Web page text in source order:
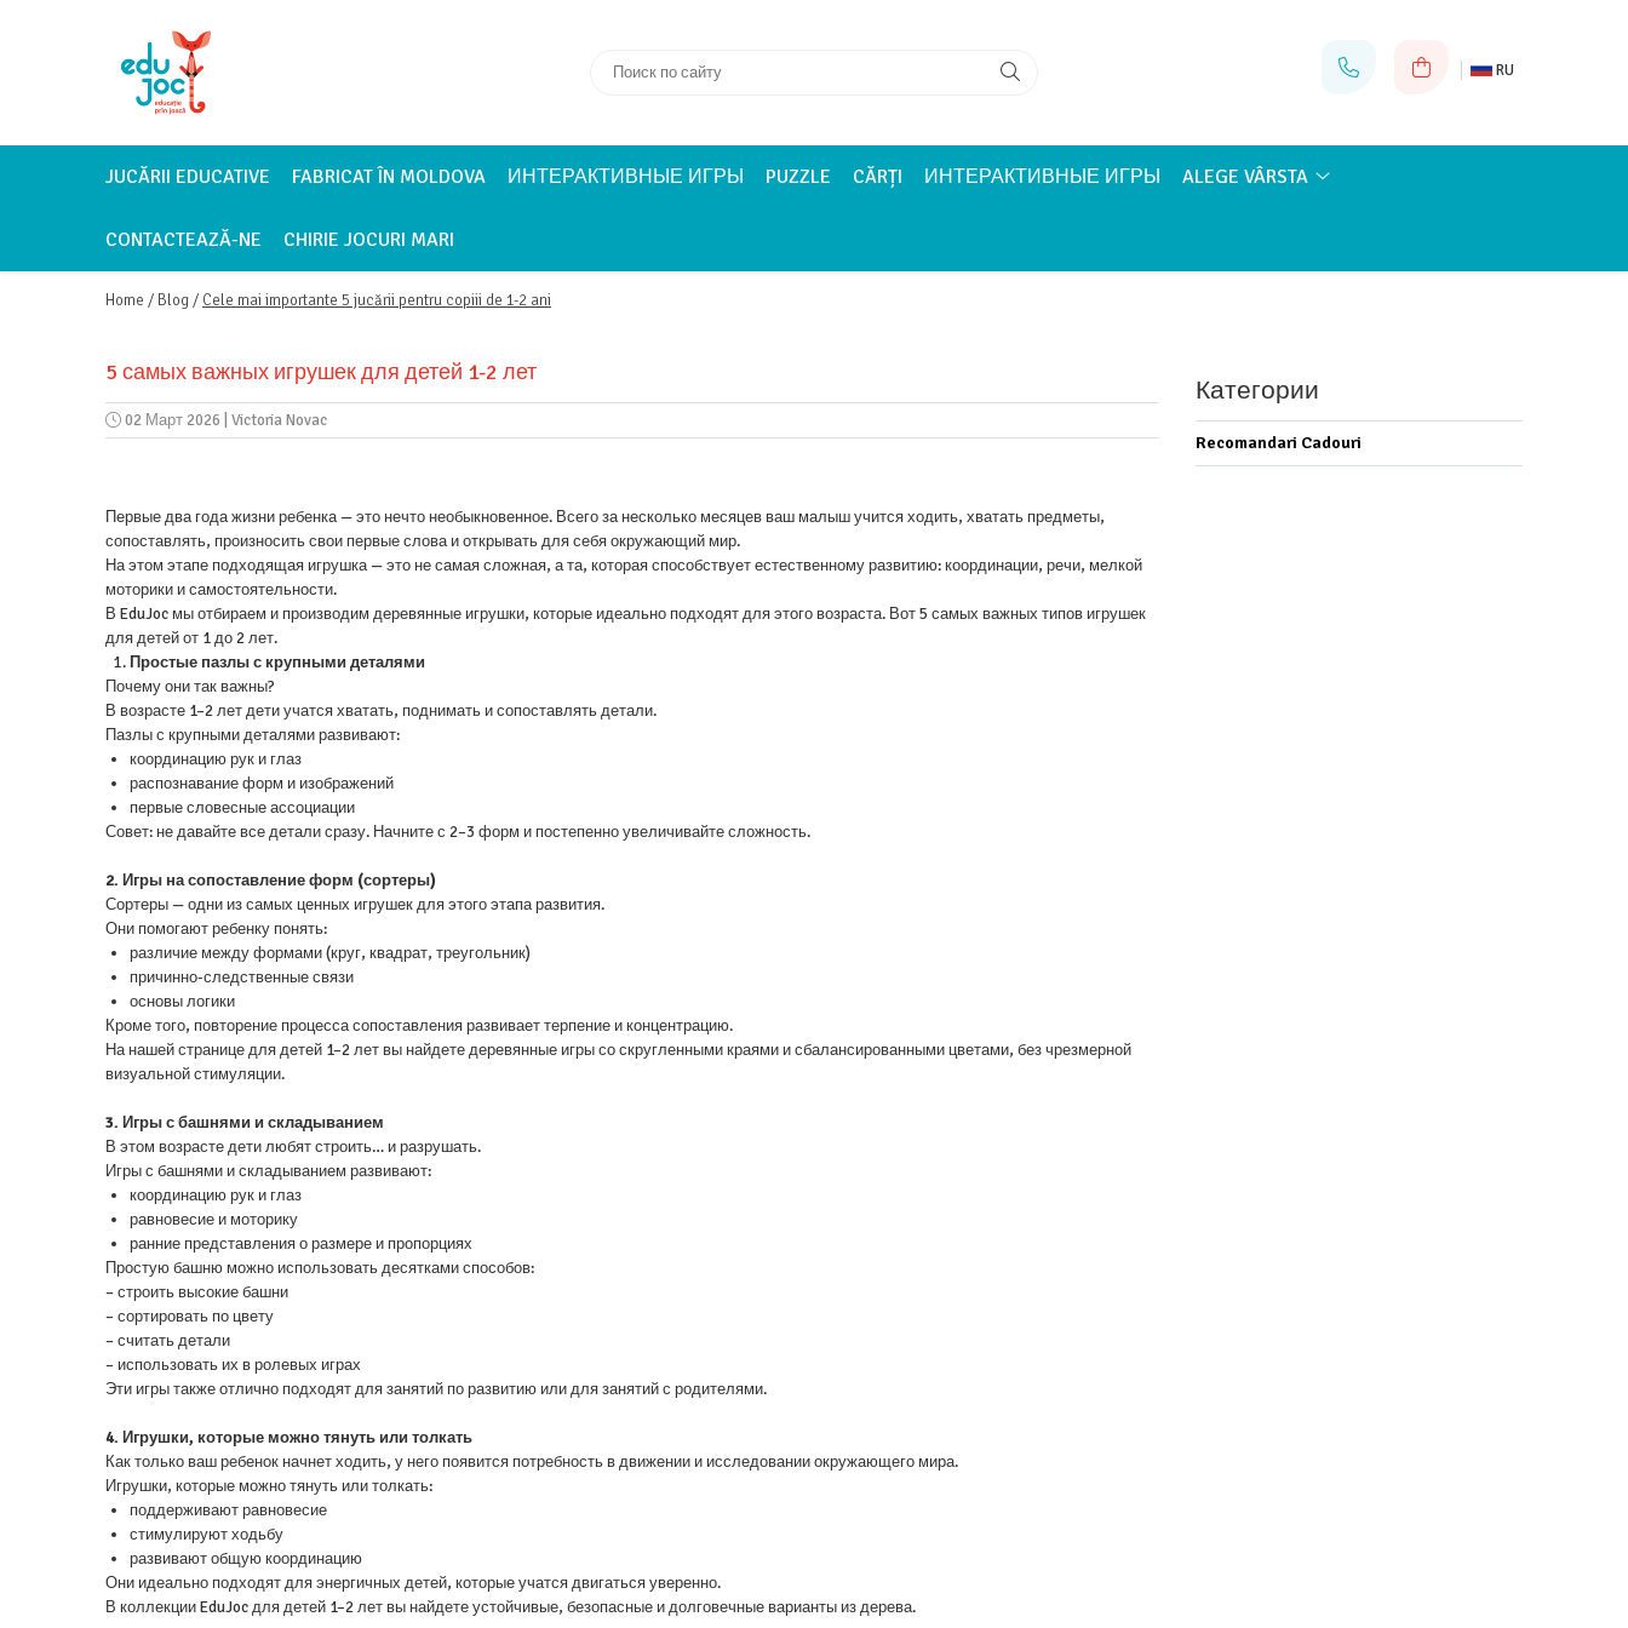
Alege Vârsta RU
JUCĂRII EDUCATIVE FABRICAT ÎN MOLDOVA ИНТЕРАКТИВНЫЕ ИГРЫ PUZZLE CĂRȚI ИНТЕРАКТИВНЫЕ ИГРЫ ALEGE VÂRSTA
CONTACTEAZĂ-NE CHIRIE JOCURI MARI
Home / Blog / Cele mai importante 5 jucării pentru copiii de 1-2 ani
5 самых важных игрушек для детей 1-2 лет
02 Март 2026 Victoria Novac
Первые два года жизни ребенка — это нечто необыкновенное. Всего за несколько месяцев ваш малыш учится ходить, хватать предметы,
сопоставлять, произносить свои первые слова и открывать для себя окружающий мир.
На этом этапе подходящая игрушка — это не самая сложная, а та, которая способствует естественному развитию: координации, речи, мелкой
моторики и самостоятельности.
В EduJoc мы отбираем и производим деревянные игрушки, которые идеально подходят для этого возраста. Вот 5 самых важных типов игрушек
для детей от 1 до 2 лет.
Простые пазлы с крупными деталями
Почему они так важны?
В возрасте 1–2 лет дети учатся хватать, поднимать и сопоставлять детали.
Пазлы с крупными деталями развивают:
координацию рук и глаз
распознавание форм и изображений
первые словесные ассоциации
Совет: не давайте все детали сразу. Начните с 2–3 форм и постепенно увеличивайте сложность.
2. Игры на сопоставление форм (сортеры)
Сортеры — одни из самых ценных игрушек для этого этапа развития.
Они помогают ребенку понять:
различие между формами (круг, квадрат, треугольник)
причинно-следственные связи
основы логики
Кроме того, повторение процесса сопоставления развивает терпение и концентрацию.
На нашей странице для детей 1–2 лет вы найдете деревянные игры со скругленными краями и сбалансированными цветами, без чрезмерной
визуальной стимуляции.
3. Игры с башнями и складыванием
В этом возрасте дети любят строить… и разрушать.
Игры с башнями и складыванием развивают:
координацию рук и глаз
равновесие и моторику
ранние представления о размере и пропорциях
Простую башню можно использовать десятками способов:
– строить высокие башни
– сортировать по цвету
– считать детали
– использовать их в ролевых играх
Эти игры также отлично подходят для занятий по развитию или для занятий с родителями.
4. Игрушки, которые можно тянуть или толкать
Как только ваш ребенок начнет ходить, у него появится потребность в движении и исследовании окружающего мира.
Игрушки, которые можно тянуть или толкать:
поддерживают равновесие
стимулируют ходьбу
развивают общую координацию
Они идеально подходят для энергичных детей, которые учатся двигаться уверенно.
В коллекции EduJoc для детей 1–2 лет вы найдете устойчивые, безопасные и долговечные варианты из дерева.
Категории
Recomandari Cadouri